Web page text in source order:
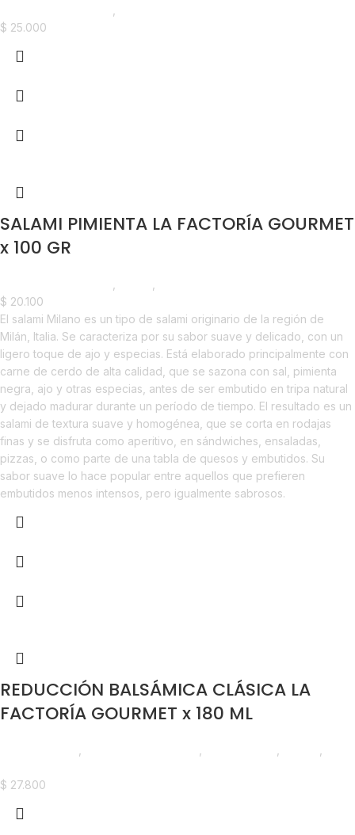
$ 25.000
SALAMI PIMIENTA LA FACTORÍA GOURMET
x 100 GR
$ 20.100
El salami Milano es un tipo de salami originario de la región de
Milán, Italia. Se caracteriza por su sabor suave y delicado, con un
ligero toque de ajo y especias. Está elaborado principalmente con
carne de cerdo de alta calidad, que se sazona con sal, pimienta
negra, ajo y otras especias, antes de ser embutido en tripa natural
y dejado madurar durante un período de tiempo. El resultado es un
salami de textura suave y homogénea, que se corta en rodajas
finas y se disfruta como aperitivo, en sándwiches, ensaladas,
pizzas, o como parte de una tabla de quesos y embutidos. Su
sabor suave lo hace popular entre aquellos que prefieren
embutidos menos intensos, pero igualmente sabrosos.
REDUCCIÓN BALSÁMICA CLÁSICA LA
FACTORÍA GOURMET x 180 ML
$ 27.800